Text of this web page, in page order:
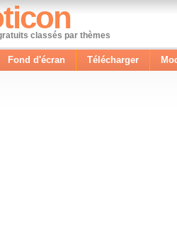
classés par thèmes
Fond d'écran Télécharger